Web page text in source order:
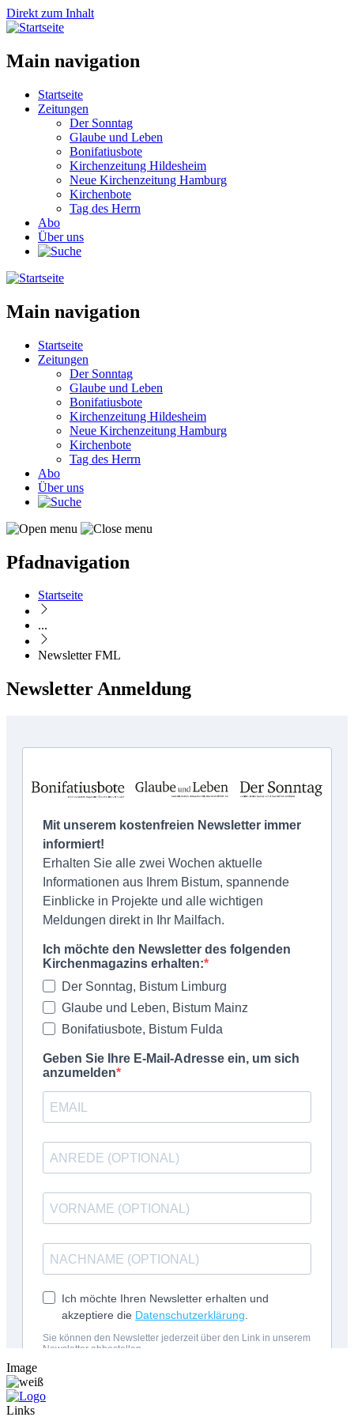
Direkt zum Inhalt
Main navigation
Startseite
Zeitungen
Der Sonntag
Glaube und Leben
Bonifatiusbote
Kirchenzeitung Hildesheim
Neue Kirchenzeitung Hamburg
Kirchenbote
Tag des Herrn
Abo
Über uns
Main navigation
Startseite
Zeitungen
Der Sonntag
Glaube und Leben
Bonifatiusbote
Kirchenzeitung Hildesheim
Neue Kirchenzeitung Hamburg
Kirchenbote
Tag des Herrn
Abo
Über uns
Pfadnavigation
Startseite
...
Newsletter FML
Newsletter Anmeldung
Image
Links